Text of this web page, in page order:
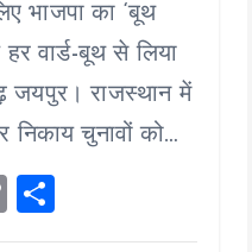
p
y
Li
n
k
a
re
भाजपा का ‘बूथ
वार्ड-बूथ से लिया
जयपुर। राजस्थान में
निकाय चुनावों को…
C
o
h